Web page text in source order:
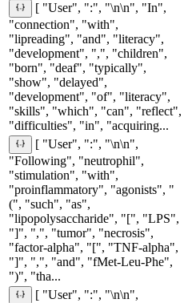
[ "User", ":", "\n\n", "In",
"connection", "with",
"lipreading", "and", "literacy",
"development", ",", "children",
"born", "deaf", "typically",
"show", "delayed",
"development", "of", "literacy",
"skills", "which", "can", "reflect",
"difficulties", "in", "acquiring...
[ "User", ":", "\n\n",
"Following", "neutrophil",
"stimulation", "with",
"proinflammatory", "agonists", "
(", "such", "as",
"lipopolysaccharide", "[", "LPS",
"]", ",", "tumor", "necrosis",
"factor-alpha", "[", "TNF-alpha",
"]", ",", "and", "fMet-Leu-Phe",
")", "tha...
[ "User", ":", "\n\n",